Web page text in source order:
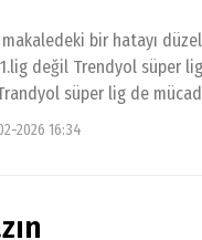
bir hatayı
değil Trendyol süper
süper lig de
2026 16:34